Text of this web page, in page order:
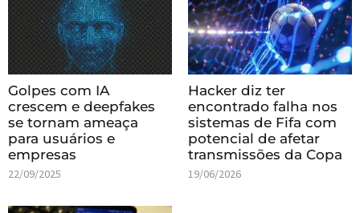
Golpes com IA
crescem e deepfakes
se tornam ameaça
para usuários e
empresas
22/09/2025
Hacker diz ter
encontrado falha nos
sistemas de Fifa com
potencial de afetar
transmissões da Copa
19/06/2026